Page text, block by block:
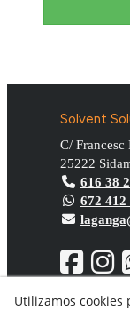
Solvent
C/ Francesc
25222
616 38
672 412
Utilizamos